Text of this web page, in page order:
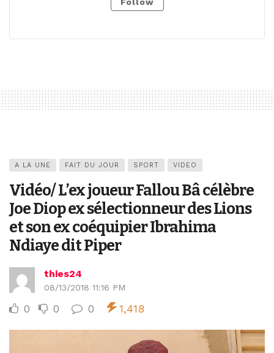
Follow
A LA UNE FAIT DU JOUR SPORT VIDEO
Vidéo/ L’ex joueur Fallou Bâ célèbre
Joe Diop ex sélectionneur des Lions
et son ex coéquipier Ibrahima
Ndiaye dit Piper
thies24
08/13/2018 11:16 PM
0 0 0 1,418